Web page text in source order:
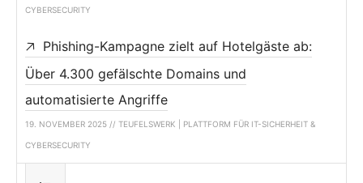
CYBERSECURITY
Phishing-Kampagne zielt auf Hotelgäste ab:
Über 4.300 gefälschte Domains und
automatisierte Angriffe
19. NOVEMBER 2025 // TEUFELSWERK | PLATTFORM FÜR IT-SICHERHEIT &
CYBERSECURITY